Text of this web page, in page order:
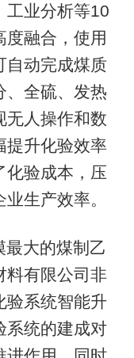
工业分析等10
度融合，使用
自动完成煤质
、全硫、发热
无人操作和数
提升化验效率
化验成本，压
生产效率。
大的煤制乙
料有限公司非
验系统智能升
系统的建成对